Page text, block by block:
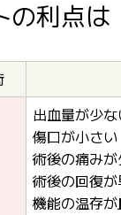
の利点は
出血量が少な
傷口が小さい
術後の痛み
術後の回復が
機能の温存